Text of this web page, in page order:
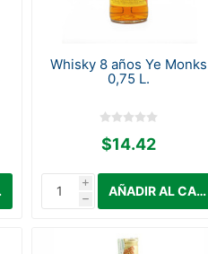
Whisky 8 años Ye Monks
0,75 L.
$14.42
i
h